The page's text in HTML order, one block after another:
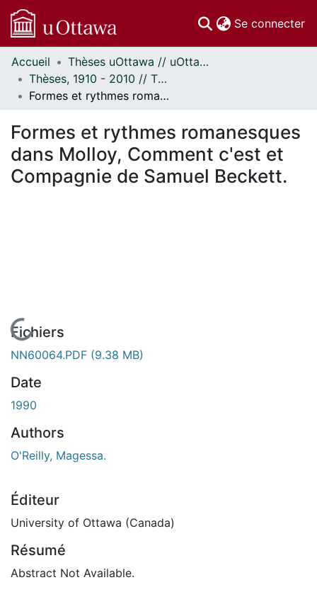
Se connecter
Communautés
et collections
Parcourir
À propos
Accueil
Thèses uOttawa // uOttawa Theses
Thèses, 1910 - 2010 // Theses, 1910 - 2010
Formes et rythmes romanesques dans Molloy, Comment c'est et Compagnie de Samuel Beckett.
Formes et rythmes romanesques
dans Molloy, Comment c'est et
Compagnie de Samuel Beckett.
En cours de chargement...
Fichiers
NN60064.PDF (9.38 MB)
Date
1990
Authors
O'Reilly, Magessa.
Éditeur
University of Ottawa (Canada)
Résumé
Abstract Not Available.